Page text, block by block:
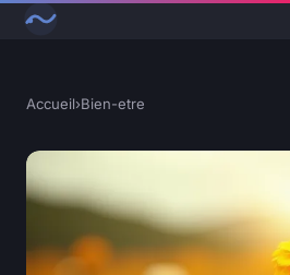
Accueil›Bien-etre